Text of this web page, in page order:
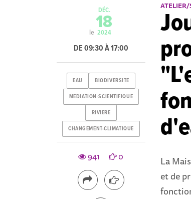
ATELIER/
La
et de
le
DÉC.
18
2024
DE 09:30 À 17:00
EAU BIODIVERSITE
MEDIATION-SCIENTIFIQUE
RIVIERE
CHANGEMENT-CLIMATIQUE
941 0